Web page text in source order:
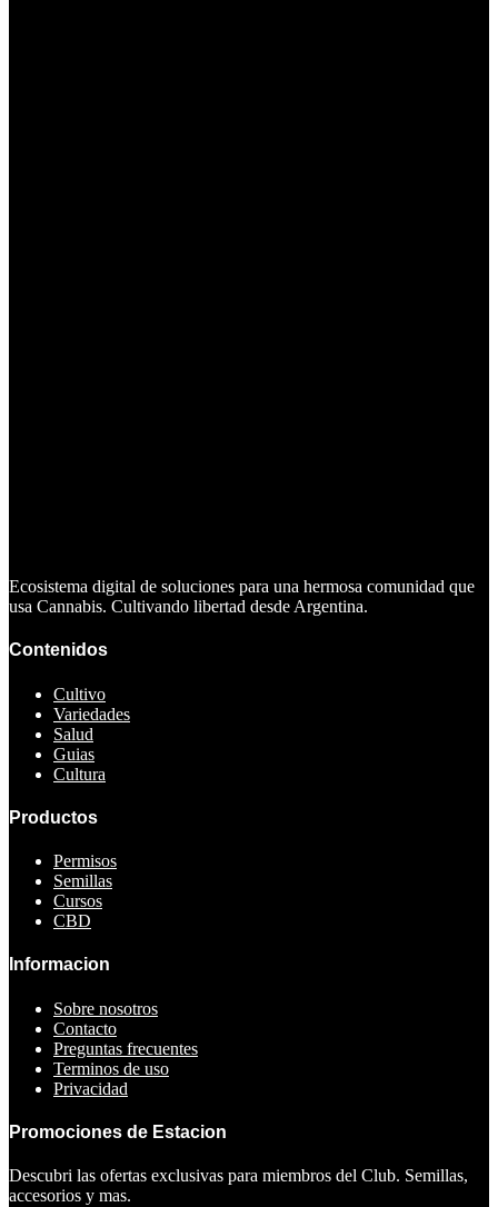
Ecosistema digital de soluciones para una hermosa comunidad que
usa Cannabis. Cultivando libertad desde Argentina.
Contenidos
Cultivo
Variedades
Salud
Guias
Cultura
Productos
Permisos
Semillas
Cursos
CBD
Informacion
Sobre nosotros
Contacto
Preguntas frecuentes
Terminos de uso
Privacidad
Promociones de Estacion
Descubri las ofertas exclusivas para miembros del Club. Semillas,
accesorios y mas.